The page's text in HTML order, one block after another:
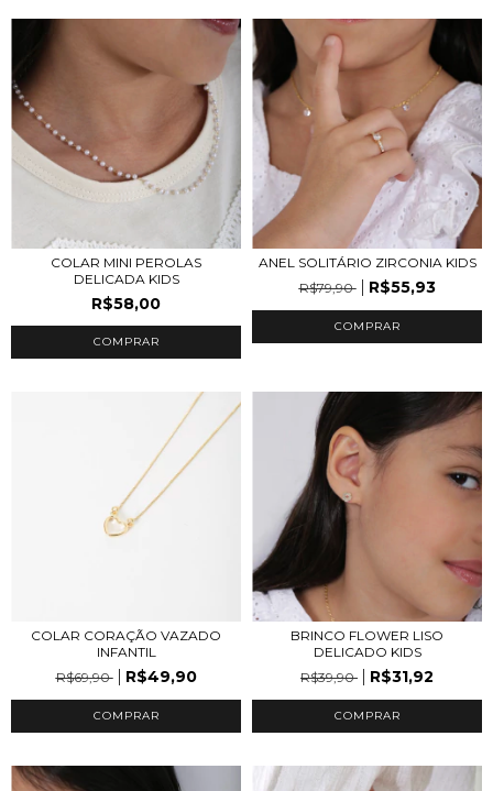
COLAR MINI PEROLAS
DELICADA KIDS
R$58,00
ANEL SOLITÁRIO ZIRCONIA KIDS
R$79,90
R$55,93
COMPRAR
COLAR CORAÇÃO VAZADO
INFANTIL
R$69,90
R$49,90
BRINCO FLOWER LISO
DELICADO KIDS
R$39,90
R$31,92